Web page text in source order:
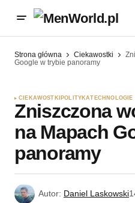
Strona główna Ciekawostki
Google w trybie panoramy
CIEKAWOSTKI POLITYKATECHNOLOGIE
Zniszczona
na Mapach
panoramy
Autor: Daniel Laskowski